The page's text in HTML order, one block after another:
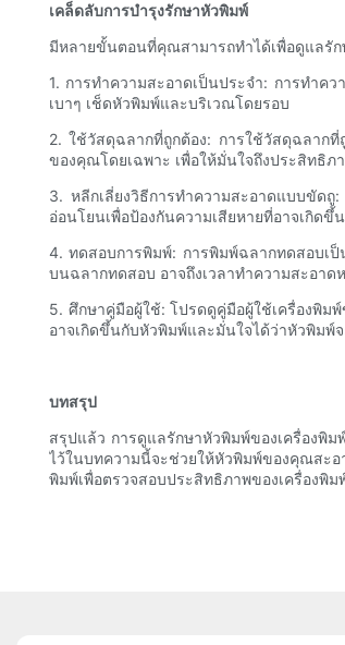
เคล็ดลับการบำรุงรักษาหัวพิมพ์
มีหลายขั้นตอนที่คุณสามารถทำได้เพื่อดูแลรั
1. การทำความสะอาดเป็นประจำ: การทำค
เบาๆ เช็ดหัวพิมพ์และบริเวณโดยรอบ
2. ใช้วัสดุฉลากที่ถูกต้อง: การใช้วัสดุฉลาก
ของคุณโดยเฉพาะ เพื่อให้มั่นใจถึงประสิทธิภ
3. หลีกเลี่ยงวิธีการทำความสะอาดแบบขัด
อ่อนโยนเพื่อป้องกันความเสียหายที่อาจเกิดขึ้
4. ทดสอบการพิมพ์: การพิมพ์ฉลากทดสอบเ
บนฉลากทดสอบ อาจถึงเวลาทำความสะอาด
5. ศึกษาคู่มือผู้ใช้: โปรดดูคู่มือผู้ใช้เครื่องพิม
อาจเกิดขึ้นกับหัวพิมพ์และมั่นใจได้ว่าหัวพิมพ์
บทสรุป
สรุปแล้ว การดูแลรักษาหัวพิมพ์ของเครื่องพิ
ไว้ในบทความนี้จะช่วยให้หัวพิมพ์ของคุณสะอ
พิมพ์เพื่อตรวจสอบประสิทธิภาพของเครื่องพิ